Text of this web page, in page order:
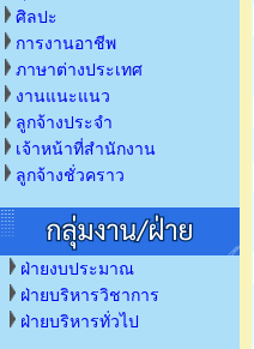
ศิลปะ
การงานอาชีพ
ภาษาต่างประเทศ
งานแนะแนว
ลูกจ้างประจำ
เจ้าหน้าที่สำนักงาน
ลูกจ้างชั่วคราว
ฝ่ายงบประมาณ
ฝ่ายบริหารวิชาการ
ฝ่ายบริหารทั่วไป